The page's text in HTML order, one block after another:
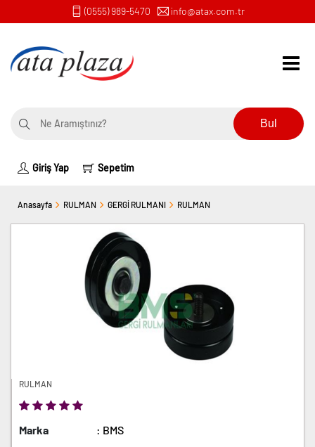
(0555) 989-5470 info@atax.com.tr
Bul
Giriş Yap Sepetim
Anasayfa RULMAN GERGİ RULMANI RULMAN
RULMAN
Marka
: BMS